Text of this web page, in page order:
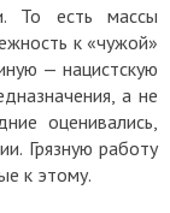
То есть массы
к «чужой»
— нацистскую
а не
оценивались,
Грязную работу
к этому.